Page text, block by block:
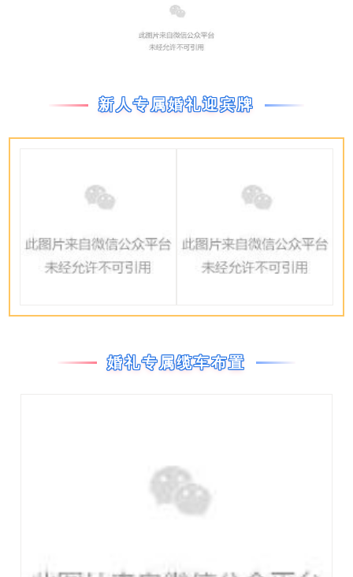
新人专属婚礼迎宾牌
婚礼专属缆车布置